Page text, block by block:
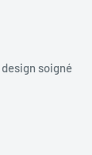
soigné